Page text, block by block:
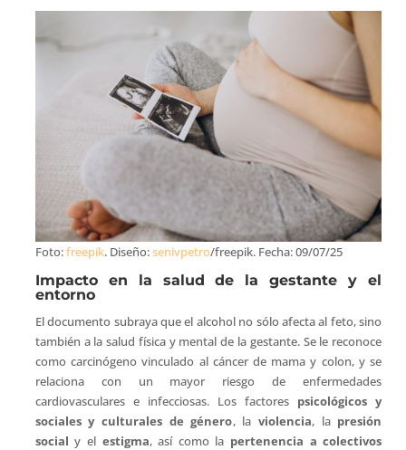
Foto:freepik. Diseño:senivpetro/freepik. Fecha: 09/07/25
Impacto en la salud de la gestante y el
entorno
El documento subraya que el alcohol no sólo afecta al feto, sino
también a la salud física y mental de la gestante. Se le reconoce
como carcinógeno vinculado al cáncer de mama y colon, y se
relaciona con un mayor riesgo de enfermedades
cardiovasculares e infecciosas. Los factores psicológicos y
sociales y culturales de género, la violencia, la presión
social y el estigma, así como la pertenencia a colectivos